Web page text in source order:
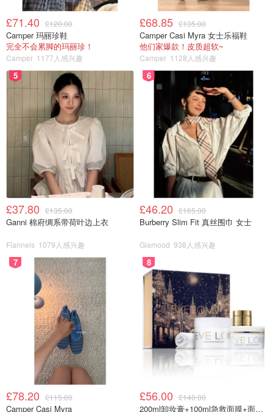
£71.40 £120.00
Camper 玛丽珍鞋
完全不会累脚的玛丽珍！
Camper 1177人感兴趣
£68.85 £135.00
Camper Casi Myra 女士乐福鞋
他们家爆款！皮质超软~
Camper 1128人感兴趣
5
£37.80 £135.00
Ganni 棉府绸系带荷叶边上衣
Flannels 1079人感兴趣
6
£46.20 £165.00
Burberry Slim Fit 真丝围巾 女士
Glamood 938人感兴趣
7
£78.20 £115.00
Camper Casi Myra
8
£56.00 £140.00
200ml卸妆膏+100ml急救面膜+面霜+洁颜布